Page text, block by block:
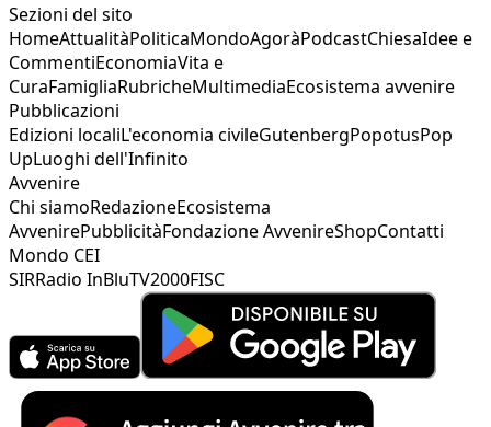
Sezioni del sito
HomeAttualitàPoliticaMondoAgoràPodcastChiesaIdee e
CommentiEconomiaVita e
CuraFamigliaRubricheMultimediaEcosistema avvenire
Pubblicazioni
Edizioni localiL'economia civileGutenbergPopotusPop
UpLuoghi dell'Infinito
Avvenire
Chi siamoRedazioneEcosistema
AvvenirePubblicitàFondazione AvvenireShopContatti
Mondo CEI
SIRRadio InBluTV2000FISC